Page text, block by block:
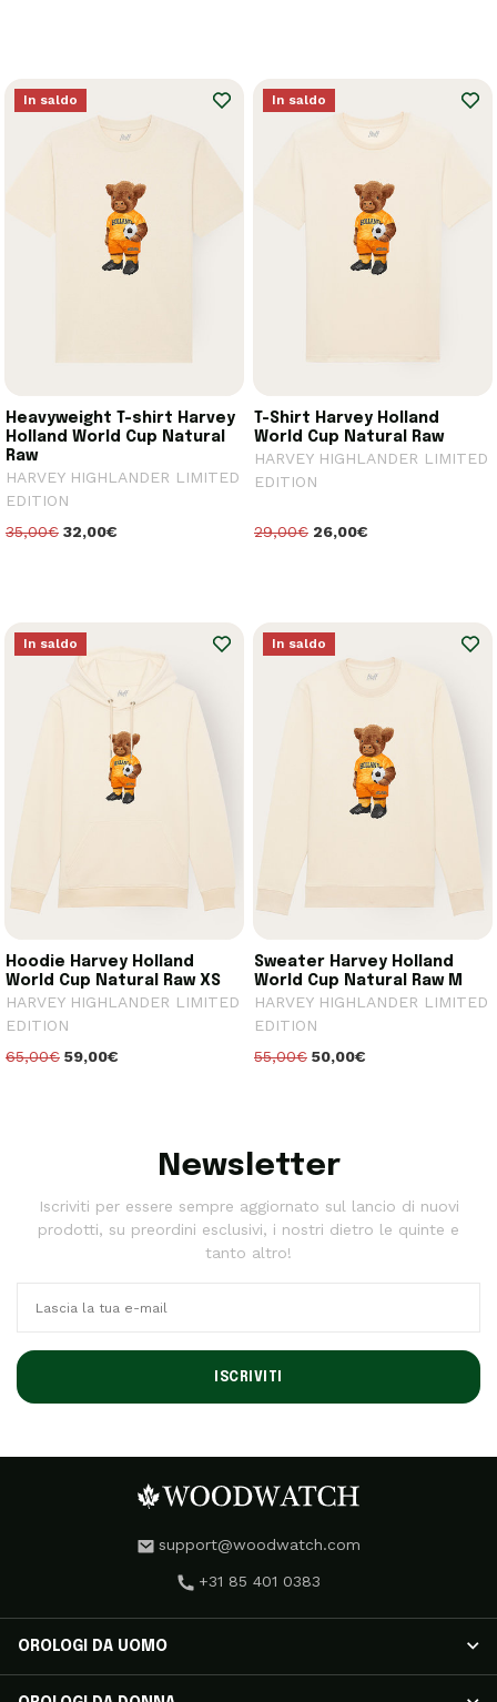
In saldo
Heavyweight T-shirt Harvey
Holland World Cup Natural
Raw
HARVEY HIGHLANDER LIMITED
EDITION
35,00€ 32,00€
In saldo
T-Shirt Harvey Holland
World Cup Natural Raw
HARVEY HIGHLANDER LIMITED
EDITION
29,00€ 26,00€
In saldo
Hoodie Harvey Holland
World Cup Natural Raw XS
HARVEY HIGHLANDER LIMITED
EDITION
65,00€ 59,00€
In saldo
Sweater Harvey Holland
World Cup Natural Raw M
HARVEY HIGHLANDER LIMITED
EDITION
55,00€ 50,00€
Newsletter
Iscriviti per essere sempre aggiornato sul lancio di nuovi
prodotti, su preordini esclusivi, i nostri dietro le quinte e
tanto altro!
ISCRIVITI
support@woodwatch.com
+31 85 401 0383
OROLOGI DA UOMO